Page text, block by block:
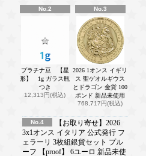
No.2
プラチナ豆 【星
形】 1g ガラス瓶
つき
12,313円(税込)
No.3
2026 1オンス イギリ
ス 聖ゲオルギウス
とドラゴン 金貨 100
ポンド 新品未使用
768,717円(税込)
No.4
【お取り寄せ】2026
3x1オンス イタリア 公式発行 フ
ェラーリ 3枚組銀貨セット プル
ーフ 【proof】 6ユーロ 新品未使